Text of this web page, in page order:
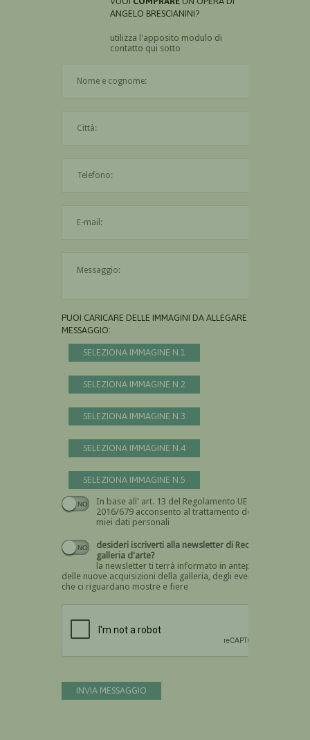
ANGELO BRESCIANINI?
utilizza l'apposito modulo di
contatto qui sotto
PUOI CARICARE DELLE IMMAGINI DA ALLEGARE AL
MESSAGGIO:
SELEZIONA IMMAGINE N.1
SELEZIONA IMMAGINE N.2
SELEZIONA IMMAGINE N.3
SELEZIONA IMMAGINE N.4
SELEZIONA IMMAGINE N.5
In base all' art. 13 del Regolamento UE n.
2016/679 acconsento al trattamento dei
miei dati personali
Devi dare il consenso
desideri iscriverti alla newsletter di Recta
galleria d'arte?
la newsletter ti terrà informato in anteprima
delle nuove acquisizioni della galleria, degli eventi
che ci riguardano mostre e fiere
INVIA MESSAGGIO